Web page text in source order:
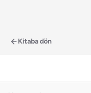
Kitaba dön